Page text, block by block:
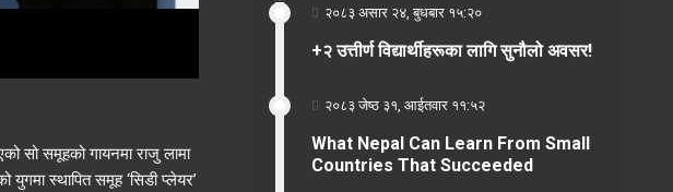
सो समूहको गायनमा राजु लामा
युगमा स्थापित समूह ‘सिडी प्लेयर’
२०८३ असार २४, बुधबार १५:२०
+२ उत्तीर्ण विद्यार्थीहरूका लागि सुनौलो अवसर!
२०८३ जेष्ठ ३१, आईतवार ११:५२
What Nepal Can Learn From Small
Countries That Succeeded